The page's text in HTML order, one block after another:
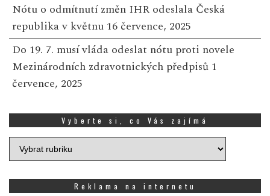
Nótu o odmítnutí změn IHR odeslala Česká
republika v květnu 16 července, 2025
Do 19. 7. musí vláda odeslat nótu proti novele
Mezinárodních zdravotnických předpisů 1
července, 2025
Vyberte si, co Vás zajímá
Vyberte
si,
Reklama na internetu